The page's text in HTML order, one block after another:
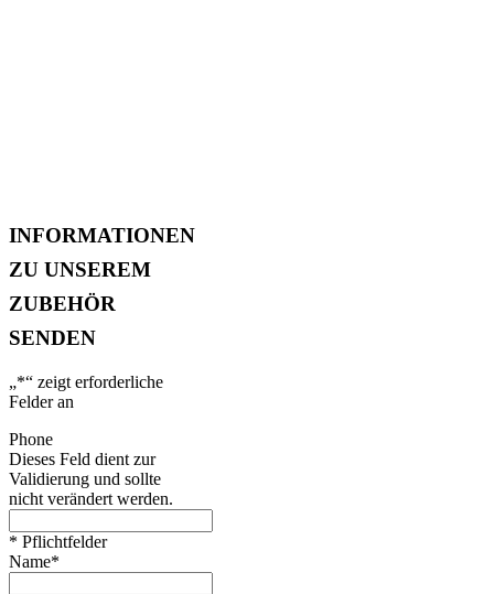
INFORMATIONEN
ZU UNSEREM
ZUBEHÖR
SENDEN
„*“ zeigt erforderliche
Felder an
Phone
Dieses Feld dient zur
Validierung und sollte
nicht verändert werden.
* Pflichtfelder
Name*